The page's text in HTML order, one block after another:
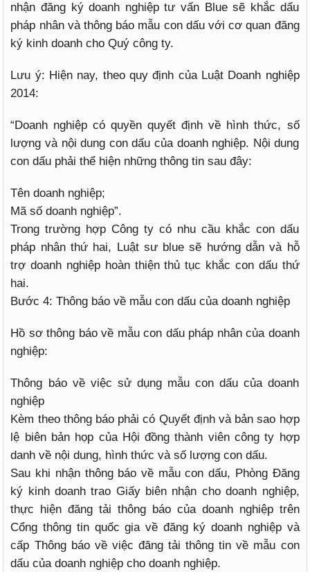
nhận đăng ký doanh nghiệp tư vấn Blue sẽ khắc dấu
pháp nhân và thông báo mẫu con dấu với cơ quan đăng
ký kinh doanh cho Quý công ty.
Lưu ý: Hiện nay, theo quy định của Luật Doanh nghiệp
2014:
“Doanh nghiệp có quyền quyết định về hình thức, số
lượng và nội dung con dấu của doanh nghiệp. Nội dung
con dấu phải thể hiện những thông tin sau đây:
Tên doanh nghiệp;
Mã số doanh nghiệp”.
Trong trường hợp Công ty có nhu cầu khắc con dấu
pháp nhân thứ hai, Luật sư blue sẽ hướng dẫn và hỗ
trợ doanh nghiệp hoàn thiện thủ tục khắc con dấu thứ
hai.
Bước 4: Thông báo về mẫu con dấu của doanh nghiệp
Hồ sơ thông báo về mẫu con dấu pháp nhân của doanh
nghiệp:
Thông báo về việc sử dụng mẫu con dấu của doanh
nghiệp
Kèm theo thông báo phải có Quyết định và bản sao hợp
lệ biên bản họp của Hội đồng thành viên công ty hợp
danh về nội dung, hình thức và số lượng con dấu.
Sau khi nhận thông báo về mẫu con dấu, Phòng Đăng
ký kinh doanh trao Giấy biên nhận cho doanh nghiệp,
thực hiện đăng tải thông báo của doanh nghiệp trên
Cổng thông tin quốc gia về đăng ký doanh nghiệp và
cấp Thông báo về việc đăng tải thông tin về mẫu con
dấu của doanh nghiệp cho doanh nghiệp.